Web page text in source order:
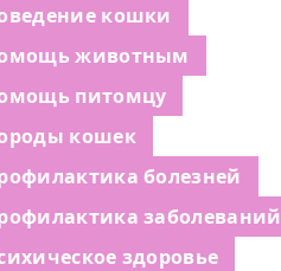
кошки
животным
питомцу
кошек
болезней
заболеваний
здоровье